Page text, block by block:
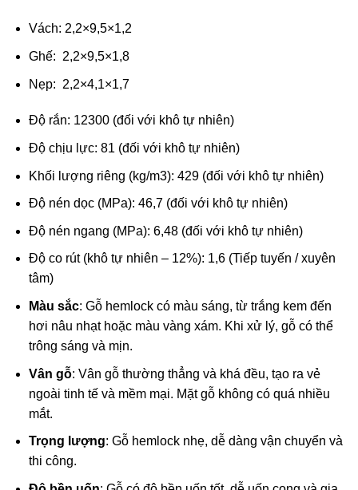
Vách: 2,2×9,5×1,2
Ghế: 2,2×9,5×1,8
Nẹp: 2,2×4,1×1,7
Độ rắn: 12300 (đối với khô tự nhiên)
Độ chịu lực: 81 (đối với khô tự nhiên)
Khối lượng riêng (kg/m3): 429 (đối với khô tự nhiên)
Độ nén dọc (MPa): 46,7 (đối với khô tự nhiên)
Độ nén ngang (MPa): 6,48 (đối với khô tự nhiên)
Độ co rút (khô tự nhiên – 12%): 1,6 (Tiếp tuyến / xuyên
tâm)
Màu sắc: Gỗ hemlock có màu sáng, từ trắng kem đến
hơi nâu nhạt hoặc màu vàng xám. Khi xử lý, gỗ có thể
trông sáng và mịn.
Vân gỗ: Vân gỗ thường thẳng và khá đều, tạo ra vẻ
ngoài tinh tế và mềm mại. Mặt gỗ không có quá nhiều
mắt.
Trọng lượng: Gỗ hemlock nhẹ, dễ dàng vận chuyển và
thi công.